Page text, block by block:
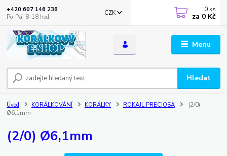
Menu
CZK
Hledat
+420 607 146 238
Po-Pá, 8-18 hod.
0 ks
za 0 Kč
Úvod KORÁLKOVÁNÍ KORÁLKY ROKAJL PRECIOSA
(2/0)
Ø6,1mm
(2/0) Ø6,1mm